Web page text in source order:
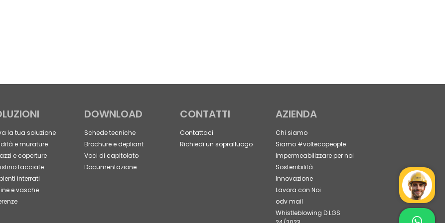
la tua soluzione
e murature
e coperture
facciate
interrati
e vasche
DOWNLOAD
Schede tecniche
Brochure e depliant
Voci di capitolato
Documentazione
CONTATTI
Contattaci
Richiedi un sopralluogo
AZIENDA
Chi siamo
Siamo #voltecopeople
Impermeabilizzare per noi
Sostenibilità
Innovazione
Lavora con Noi
odv mail
Whistleblowing D.LGS
Mr